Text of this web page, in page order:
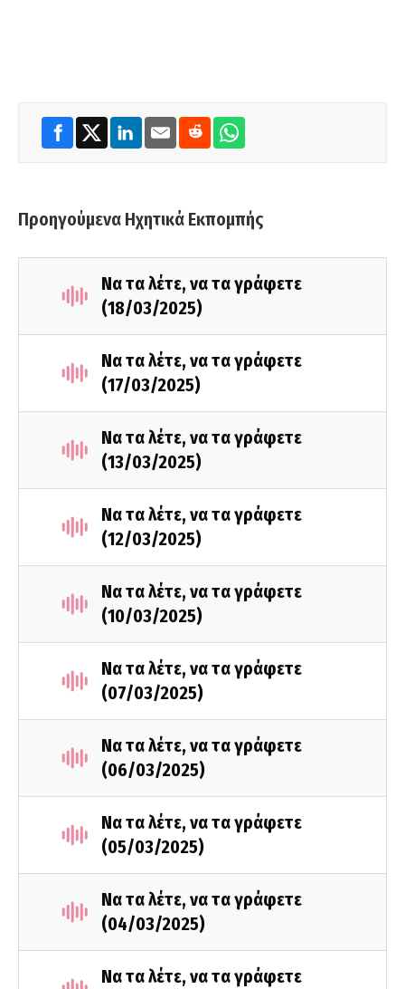
Προηγούμενα Ηχητικά Εκπομπής
Να τα λέτε, να τα γράφετε
(18/03/2025)
Να τα λέτε, να τα γράφετε
(17/03/2025)
Να τα λέτε, να τα γράφετε
(13/03/2025)
Να τα λέτε, να τα γράφετε
(12/03/2025)
Να τα λέτε, να τα γράφετε
(10/03/2025)
Να τα λέτε, να τα γράφετε
(07/03/2025)
Να τα λέτε, να τα γράφετε
(06/03/2025)
Να τα λέτε, να τα γράφετε
(05/03/2025)
Να τα λέτε, να τα γράφετε
(04/03/2025)
Να τα λέτε, να τα γράφετε